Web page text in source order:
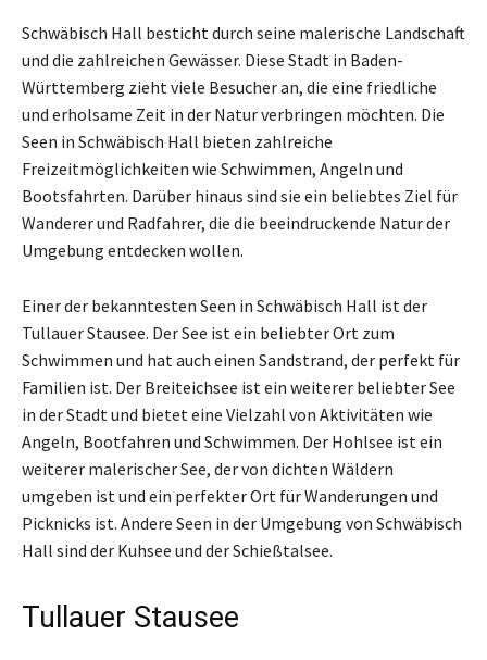
Schwäbisch Hall besticht durch seine malerische Landschaft
und die zahlreichen Gewässer. Diese Stadt in Baden-
Württemberg zieht viele Besucher an, die eine friedliche
und erholsame Zeit in der Natur verbringen möchten. Die
Seen in Schwäbisch Hall bieten zahlreiche
Freizeitmöglichkeiten wie Schwimmen, Angeln und
Bootsfahrten. Darüber hinaus sind sie ein beliebtes Ziel für
Wanderer und Radfahrer, die die beeindruckende Natur der
Umgebung entdecken wollen.
Einer der bekanntesten Seen in Schwäbisch Hall ist der
Tullauer Stausee. Der See ist ein beliebter Ort zum
Schwimmen und hat auch einen Sandstrand, der perfekt für
Familien ist. Der Breiteichsee ist ein weiterer beliebter See
in der Stadt und bietet eine Vielzahl von Aktivitäten wie
Angeln, Bootfahren und Schwimmen. Der Hohlsee ist ein
weiterer malerischer See, der von dichten Wäldern
umgeben ist und ein perfekter Ort für Wanderungen und
Picknicks ist. Andere Seen in der Umgebung von Schwäbisch
Hall sind der Kuhsee und der Schießtalsee.
Tullauer Stausee